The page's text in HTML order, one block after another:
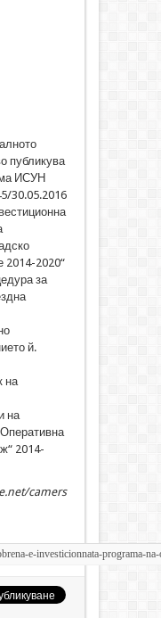
публикува
ИСУН
30.05.2016
2014-2020“
за
й.
на
на
2014-
camers